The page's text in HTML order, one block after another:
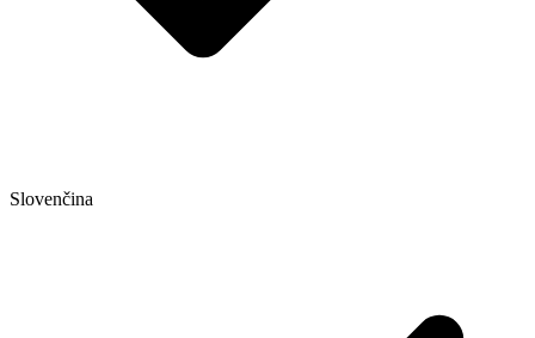
Slovenčina